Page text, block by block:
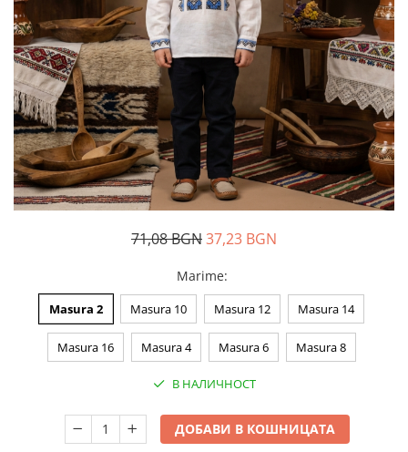
Дамски панталони
Дамски пуловери
Дамски сака
Дамски спортни комплекти
Дамски тениски
Дамски якета
Жилетка
Пояси за момчета
71,08 BGN37,23 BGN
Marime:
Masura 2 Masura 10 Masura 12 Masura 14
Masura 16 Masura 4 Masura 6 Masura 8
В НАЛИЧНОСТ
ДОБАВИ В КОШНИЦАТА